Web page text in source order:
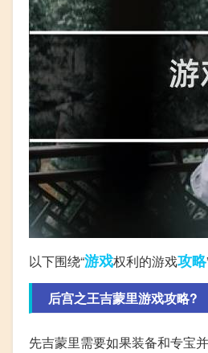
以下围绕“游戏权利的游戏攻略
后宫之王吉蒙里游戏攻略?
先吉蒙里需要如果装备和专宝